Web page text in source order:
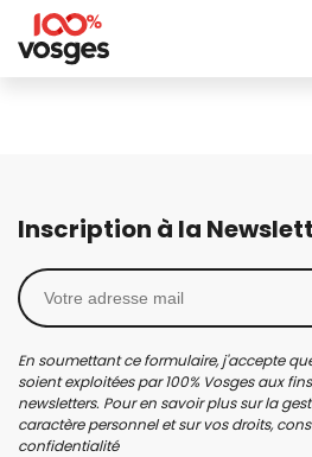
Inscription à la
En soumettant ce formulaire, j'accepte
soient exploitées par 100% Vosges aux
newsletters. Pour en savoir plus sur la
caractère personnel et sur vos droits,
confidentialité